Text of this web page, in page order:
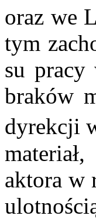
oraz we
tym
su pracy
braków
dyrekcji
aktora w